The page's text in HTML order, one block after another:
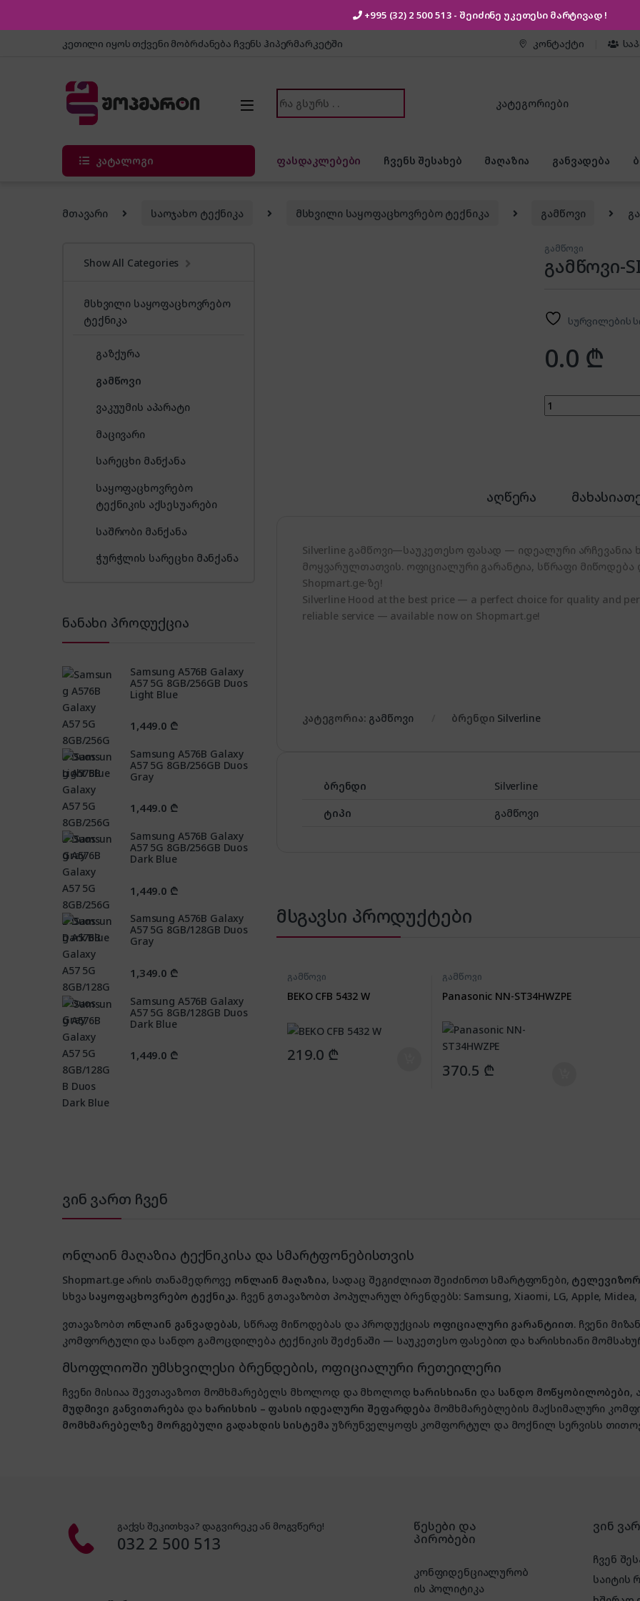
+995 (32) 2 500 513 - შეიძინე უკეთესი მარტივად !
კეთილი იყოს თქვენი მობრძანება ჩვენს ჰიპერმარკეტში კონტაქტი
Search for:
კატალოგი ფასდაკლებები ჩვენს შესახებ მაღაზია განვადება
მთავარი საოჯახო ტექნიკა მსხვილი საყოფაცხოვრებო ტექნიკა გამწოვი
გამწოვი
გამწოვი-
სურვილების
0.0 ₾
გამწოვი-
აღწერა
Silverline გამწოვი—საუკეთესო ფასად — იდეალური არჩევანია
მოყვარულთათვის. ოფიციალური გარანტია, სწრაფი
Shopmart.ge-ზე!
Silverline Hood at the best price — a perfect choice for quality and
reliable service — available now on Shopmart.ge!
კატეგორია: გამწოვი ბრენდი Silverline
ბრენდი
Silverline
ტიპი
გამწოვი
მსგავსი პროდუქტები
გამწოვი
BEKO CFB 5432 W
219.0 ₾
გამწოვი
Panasonic NN-ST34HWZPE
370.5 ₾
Show All Categories
მსხვილი საყოფაცხოვრებო
ტექნიკა
გაზქურა
გამწოვი
ვაკუუმის აპარატი
მაცივარი
სარეცხი მანქანა
საყოფაცხოვრებო
ტექნიკის აქსესუარები
საშრობი მანქანა
ჭურჭლის სარეცხი მანქანა
ნანახი პროდუქცია
Samsung A576B Galaxy
A57 5G 8GB/256GB Duos
Light Blue
1,449.0 ₾
Samsung A576B Galaxy
A57 5G 8GB/256GB Duos
Gray
1,449.0 ₾
Samsung A576B Galaxy
A57 5G 8GB/256GB Duos
Dark Blue
1,449.0 ₾
Samsung A576B Galaxy
A57 5G 8GB/128GB Duos
Gray
1,349.0 ₾
Samsung A576B Galaxy
A57 5G 8GB/128GB Duos
Dark Blue
1,449.0 ₾
ვინ ვართ ჩვენ
ონლაინ მაღაზია ტექნიკისა და სმარტფონებისთვის
Shopmart.ge არის თანამედროვე ონლაინ მაღაზია, სადაც შეგიძლიათ შეიძინოთ სმარტფონები,
სხვა საყოფაცხოვრებო ტექნიკა. ჩვენ გთავაზობთ პოპულარულ ბრენდებს: Samsung, Xiaomi, LG, Apple, Midea,
ვთავაზობთ ონლაინ განვადებას, სწრაფ მიწოდებას და პროდუქციას ოფიციალური გარანტიით. ჩვენი
კომფორტული და სანდო გამოცდილება ტექნიკის შეძენაში — საუკეთესო ფასებით და ხარისხიანი
მსოფლიოში უმსხვილესი ბრენდების, ოფიციალური რეთეილერი
ჩვენი მისიაა შევთავაზოთ მომხმარებელს მხოლოდ და მხოლოდ ხარისხიანი და სანდო მოწყობილობები,
მუდმივი განვითარება და ხარისხის – ფასის იდეალური შეფარდება მომხმარებლების მაქსიმალური
მომხმარებელზე მორგებული გადახდის სისტემა უზრუნველყოფს კომფორტულ და მოქნილ სერვისს
გაქვს შეკითხვა? დაგვირეკე ან მოგვწერე!
032 2 500 513
წესები და
პირობები
კონფიდენციალურობ
ის პოლიტიკა
ვინ
ჩვენ
საიტის